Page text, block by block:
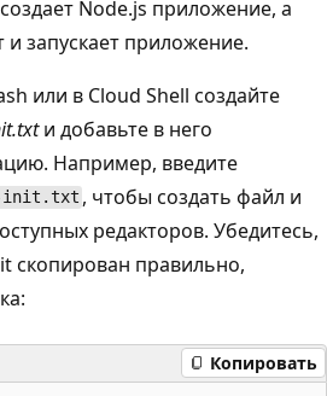
Node.js приложение, а
запускает приложение.
или в Cloud Shell создайте
и добавьте в него
Например, введите
init.txt , чтобы создать файл и
редакторов. Убедитесь,
скопирован правильно,
Копировать